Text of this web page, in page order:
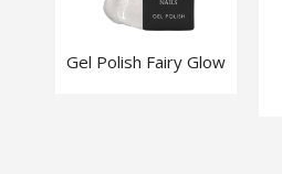
Gel Polish Fairy Glow